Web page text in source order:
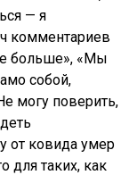
— я
комментариев
больше», «Мы
собой,
могу поверить,
от ковида умер
для таких, как